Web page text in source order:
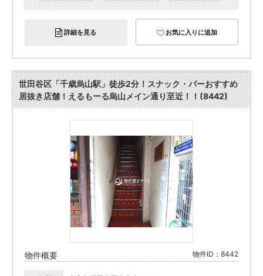
詳細を見る お気に入りに追加
世田谷区「千歳烏山駅」徒歩2分！スナック・バーおすすめ
居抜き店舗！えるもーる烏山メイン通り至近！！(8442)
物件概要 物件ID：8442